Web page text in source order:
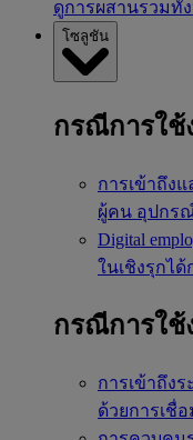
ดูการผสานรวมทั้
โซลูชัน
กรณีการใช้
การเข้าถึง
ผู้คน อุปกร
Digital
ในเชิงรุกไ
กรณีการใช้
การเข้าถึงร
ด้วยการเชื่